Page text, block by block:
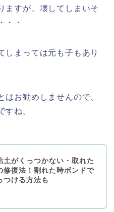
ますが、壊してしまいそ
・・
しまっては元も子もあり
はお勧めしませんので、
すね。
土がくっつかない・取れた
修復法！割れた時ボンドで
つける方法も